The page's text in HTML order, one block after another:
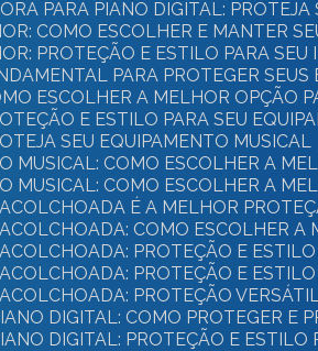
PARA PIANO DIGITAL:
COMO ESCOLHER E MANTER
PROTEÇÃO E ESTILO PARA
PARA PROTEGER
ESCOLHER A MELHOR OPÇÃO
E ESTILO PARA SEU
SEU EQUIPAMENTO MUSICAL
MUSICAL: COMO ESCOLHER A
MUSICAL: COMO ESCOLHER A
ACOLCHOADA É A MELHOR
ACOLCHOADA: COMO ESCOLHER
ACOLCHOADA: PROTEÇÃO E
ACOLCHOADA: PROTEÇÃO E
ACOLCHOADA: PROTEÇÃO
DIGITAL: COMO PROTEGER E
DIGITAL: PROTEÇÃO E